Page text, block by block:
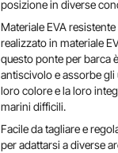
posizione in diverse
Materiale EVA
realizzato in materiale
questo ponte per barca
antiscivolo e assorbe
loro colore e la loro
marini difficili.
Facile da tagliare e
per adattarsi a diverse